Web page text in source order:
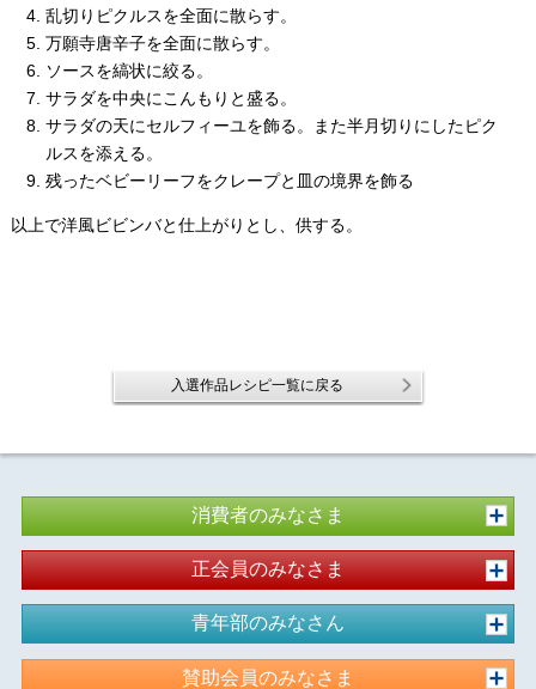
乱切りピクルスを全面に散らす。
万願寺唐辛子を全面に散らす。
ソースを縞状に絞る。
サラダを中央にこんもりと盛る。
サラダの天にセルフィーユを飾る。また半月切りにしたピク
ルスを添える。
残ったベビーリーフをクレープと皿の境界を飾る
以上で洋風ビビンバと仕上がりとし、供する。
入選作品レシピ一覧に戻る
消費者のみなさま
正会員のみなさま
青年部のみなさん
賛助会員のみなさま